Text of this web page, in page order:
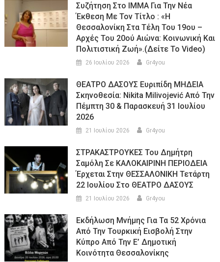
Συζήτηση Στο ΙΜΜΑ Για Την Νέα
Έκθεση Με Τον Τίτλο : «Η
Θεσσαλονίκη Στα Τέλη Του 19ου –
Αρχές Του 20ού Αιώνα: Κοινωνική Και
Πολιτιστική Ζωή».(Δείτε Το Video)
26 Ιουλίου 2026 Gr4you
ΘΕΑΤΡΟ ΔΑΣΟΥΣ Ευριπίδη ΜΗΔΕΙΑ
Σκηνοθεσία: Nikita Milivojević Από Την
Πέμπτη 30 & Παρασκευή 31 Ιουλίου
2026
21 Ιουλίου 2026 Gr4you
ΣΤΡΑΚΑΣΤΡΟΥΚΕΣ Του Δημήτρη
Σαμόλη Σε ΚΑΛΟΚΑΙΡΙΝΗ ΠΕΡΙΟΔΕΙΑ
Έρχεται Στην ΘΕΣΣΑΛΟΝΙΚΗ Τετάρτη
22 Ιουλίου Στο ΘΕΑΤΡΟ ΔΑΣΟΥΣ
21 Ιουλίου 2026 Gr4you
Εκδήλωση Μνήμης Για Τα 52 Χρόνια
Από Την Τουρκική Εισβολή Στην
Κύπρο Από Την Ε’ Δημοτική
Κοινότητα Θεσσαλονίκης